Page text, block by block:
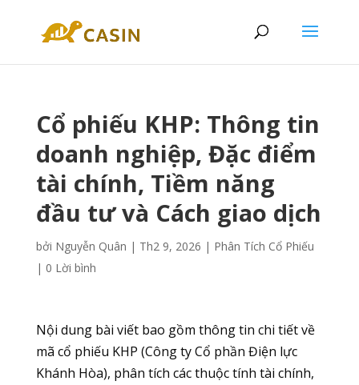
Cổ phiếu KHP: Thông tin
doanh nghiệp, Đặc điểm
tài chính, Tiềm năng
đầu tư và Cách giao dịch
bởi Nguyễn Quân | Th2 9, 2026 | Phân Tích Cổ Phiếu
| 0 Lời bình
Nội dung bài viết bao gồm thông tin chi tiết về
mã cổ phiếu KHP (Công ty Cổ phần Điện lực
Khánh Hòa), phân tích các thuộc tính tài chính,